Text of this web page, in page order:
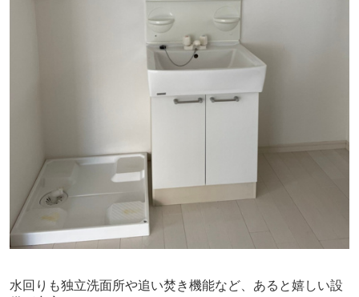
水回りも独立洗面所や追い焚き機能など、あると嬉しい設